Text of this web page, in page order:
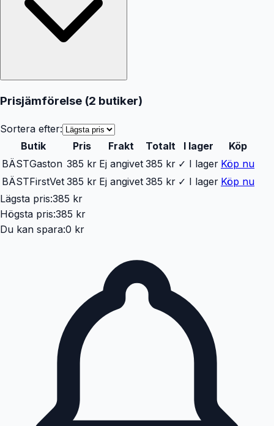
Prisjämförelse (2 butiker)
Sortera efter:
Butik
Pris Frakt Totalt I lager
Köp
BÄSTGaston 385 kr Ej angivet 385 kr ✓ I lager Köp nu
BÄSTFirstVet 385 kr Ej angivet 385 kr ✓ I lager Köp nu
Lägsta pris:385 kr
Högsta pris:385 kr
Du kan spara:0 kr